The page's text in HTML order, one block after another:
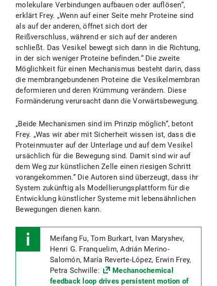
molekulare Verbindungen aufbauen oder auflösen“,
erklärt Frey. „Wenn auf einer Seite mehr Proteine sind
als auf der anderen, öffnet sich dort der
Reißverschluss, während er sich auf der anderen
schließt. Das Vesikel bewegt sich dann in die Richtung,
in der sich weniger Proteine befinden.“ Die zweite
Möglichkeit für einen Mechanismus besteht darin, dass
die membrangebundenen Proteine die Vesikelmembran
deformieren und deren Krümmung verändern. Diese
Formänderung verursacht dann die Vorwärtsbewegung.
„Beide Mechanismen sind im Prinzip möglich“, betont
Frey. „Was wir aber mit Sicherheit wissen ist, dass die
Proteinmuster auf der Unterlage und auf dem Vesikel
ursächlich für die Bewegung sind. Damit sind wir auf
dem Weg zur künstlichen Zelle einen riesigen Schritt
vorangekommen.“ Die Autoren sind überzeugt, dass ihr
System zukünftig als Modellierungsplattform für die
Entwicklung künstlicher Systeme mit lebensähnlichen
Bewegungen dienen kann.
Meifang Fu, Tom Burkart, Ivan Maryshev,
Henri G. Franquelim, Adrián Merino-
Salomón, María Reverte-López, Erwin Frey,
Petra Schwille:
Mechanochemical
feedback loop drives persistent motion of